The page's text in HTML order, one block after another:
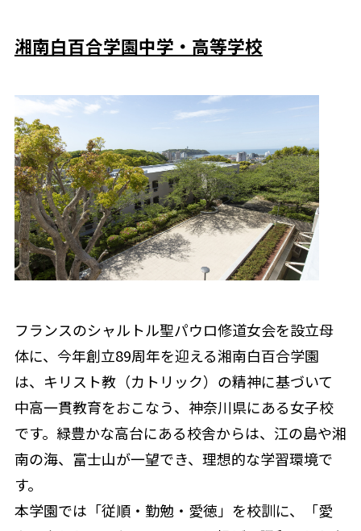
湘南白百合学園中学・高等学校
フランスのシャルトル聖パウロ修道女会を設立母
体に、今年創立89周年を迎える湘南白百合学園
は、キリスト教（カトリック）の精神に基づいて
中高一貫教育をおこなう、神奈川県にある女子校
です。緑豊かな高台にある校舎からは、江の島や湘
南の海、富士山が一望でき、理想的な学習環境で
す。
本学園では「従順・勤勉・愛徳」を校訓に、「愛